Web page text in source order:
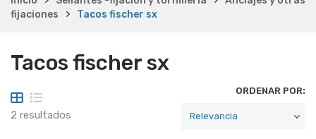
fijaciones
Tacos fischer sx
Tacos fischer sx
2 resultados
ORDENAR POR: